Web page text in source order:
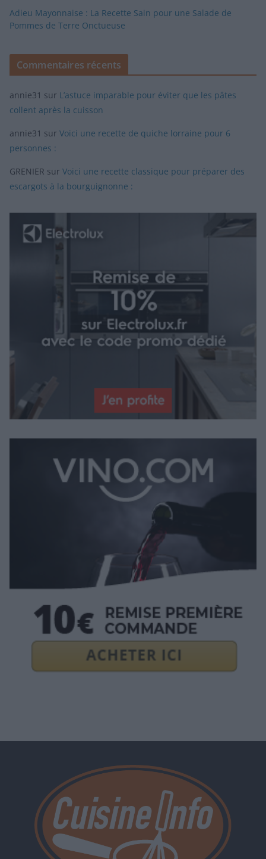
Adieu Mayonnaise : La Recette Sain pour une Salade de
Pommes de Terre Onctueuse
Commentaires récents
annie31 sur L’astuce imparable pour éviter que les pâtes
collent après la cuisson
annie31 sur Voici une recette de quiche lorraine pour 6
personnes :
GRENIER sur Voici une recette classique pour préparer des
escargots à la bourguignonne :